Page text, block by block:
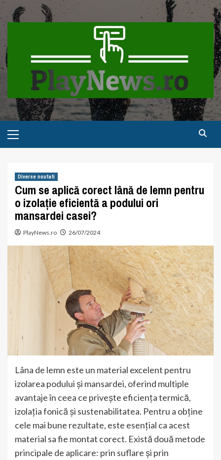
Skip
to
Menu
Diverse noutati
Cum se aplică corect lână de lemn pentru
o izolație eficientă a podului ori
mansardei casei?
PlayNews.ro 26/07/2024
Lâna de lemn este un material excelent pentru
izolarea podului și mansardei, oferind multiple
avantaje în ceea ce privește eficiența termică,
izolația fonică și sustenabilitatea. Pentru a obține
cele mai bune rezultate, este esențial ca acest
material sa fie montat corect. Există două metode
principale de aplicare: prin suflare și prin